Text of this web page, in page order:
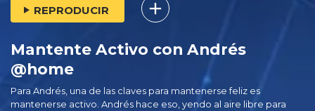
REPRODUCIR
Mantente Activo con Andrés
@home
Para Andrés, una de las claves para mantenerse feliz es
mantenerse activo. Andrés hace eso, yendo al aire libre para